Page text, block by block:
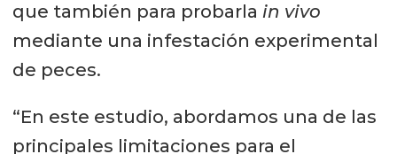
que también para probarla in vivo
mediante una infestación experimental
de peces.
“En este estudio, abordamos una de las
principales limitaciones para el